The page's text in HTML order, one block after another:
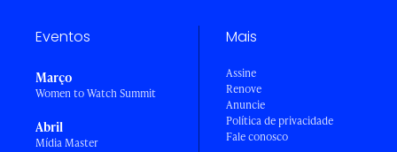
Eventos
Março
Women to Watch Summit
Abril
Mídia Master
Mais
Assine
Renove
Anuncie
Política de privacidade
Fale conosco